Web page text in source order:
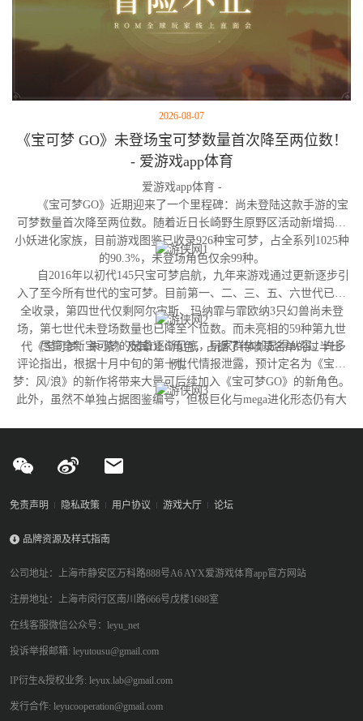
2026-08-07
《宝可梦 GO》未登场宝可梦数量首次降至两位数！
- 爱游戏app体育
爱游戏app体育 -
《宝可梦GO》近期迎来了一个里程碑：尚未登陆这款手游的宝
可梦数量首次降至两位数。随着近日长崎野生原野区活动新增捣蛋
小妖进化家族，目前游戏图鉴已收录926种宝可梦，占全系列1025种
的90.3%，未登场角色仅余99种。
自2016年以初代145只宝可梦启航，九年来游戏通过更新逐步引
入了至今所有世代的宝可梦。目前第一、二、三、五、六世代已完
全收录，第四世代仅剩阿尔宙斯、玛纳霏与霏欧纳3只幻兽尚未登
场，第七世代未登场数量也已降至个位数。而未亮相的59种第九世
代《宝可梦：朱/紫》及其DLC角色，占据了待收录名单的过半比
例。
尽管全新宝可梦的储备逐渐见底，玩家群体却显得从容。许多
评论指出，根据十月中旬的第十世代情报泄露，预计定名为《宝可
梦：风/浪》的新作将带来大量可后续加入《宝可梦GO》的新角色。
此外，虽然不单独占据图鉴编号，但极巨化与mega进化形态仍有大
免责声明 隐私政策 用户协议 游戏大厅 论坛
品牌资源及样式指南
公司地址：上海市静安区万科路888号A6 AYX爱游戏体育app官方网站
注册地址：上海市闵行区南川路666号戊楼1688室
在线客服微信公众号：leyu_net
投诉举报邮箱: leyutousu@gmail.com
IP衍生&授权业务: leyux.lab@gmail.com
发行合作: leyucooperation@gmail.com